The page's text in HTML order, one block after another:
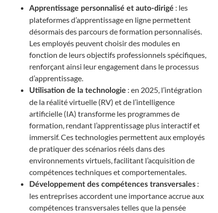
Apprentissage personnalisé et auto-dirigé : les
plateformes d’apprentissage en ligne permettent
désormais des parcours de formation personnalisés.
Les employés peuvent choisir des modules en
fonction de leurs objectifs professionnels spécifiques,
renforçant ainsi leur engagement dans le processus
d’apprentissage.
Utilisation de la technologie : en 2025, l’intégration
de la réalité virtuelle (RV) et de l’intelligence
artificielle (IA) transforme les programmes de
formation, rendant l’apprentissage plus interactif et
immersif. Ces technologies permettent aux employés
de pratiquer des scénarios réels dans des
environnements virtuels, facilitant l’acquisition de
compétences techniques et comportementales.
Développement des compétences transversales :
les entreprises accordent une importance accrue aux
compétences transversales telles que la pensée